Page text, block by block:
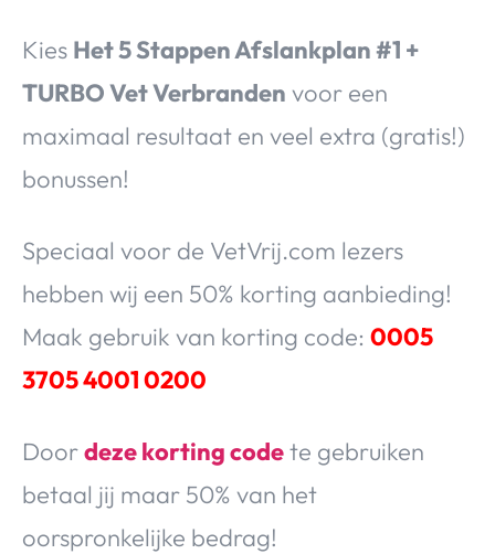
Kies Het 5 Stappen Afslankplan #1 +
TURBO Vet Verbranden voor een
maximaal resultaat en veel extra (gratis!)
bonussen!
Speciaal voor de VetVrij.com lezers
hebben wij een 50% korting aanbieding!
Maak gebruik van korting code: 0005
3705 4001 0200
Doordeze korting codete gebruiken
betaal jij maar 50% van het
oorspronkelijke bedrag!